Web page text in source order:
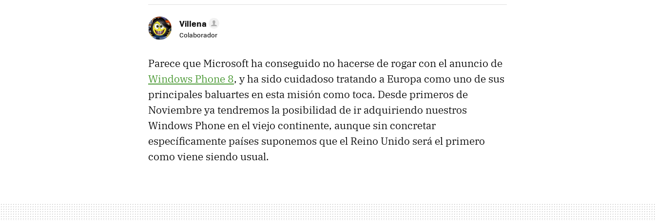
Villena
Colaborador
Parece que Microsoft ha conseguido no hacerse de rogar con el anuncio de
Windows Phone 8, y ha sido cuidadoso tratando a Europa como uno de sus
principales baluartes en esta misión como toca. Desde primeros de
Noviembre ya tendremos la posibilidad de ir adquiriendo nuestros
Windows Phone en el viejo continente, aunque sin concretar
específicamente países suponemos que el Reino Unido será el primero
como viene siendo usual.